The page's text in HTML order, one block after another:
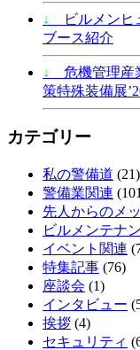
↓
ビルメンヒ
ブース紹介
↓
危機管理産
策特殊装備展
カテゴリー
私の警備道 (21)
警備業関連
先人からのメ
ビルメンテナ
イベント関連
特集記事 (76)
座談会 (1)
インタビュー
挨拶 (4)
セキュリティ